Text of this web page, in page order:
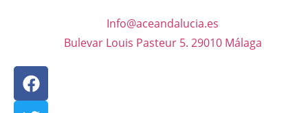
Info@aceandalucia.es
Bulevar Louis Pasteur 5. 29010 Málaga